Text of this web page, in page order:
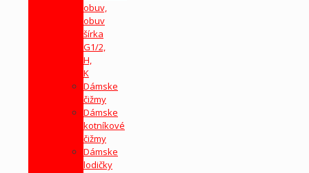
obuv,
obuv
šírka
G1/2,
H,
K
Dámske
čižmy
Dámske
kotníkové
čižmy
Dámske
lodičky